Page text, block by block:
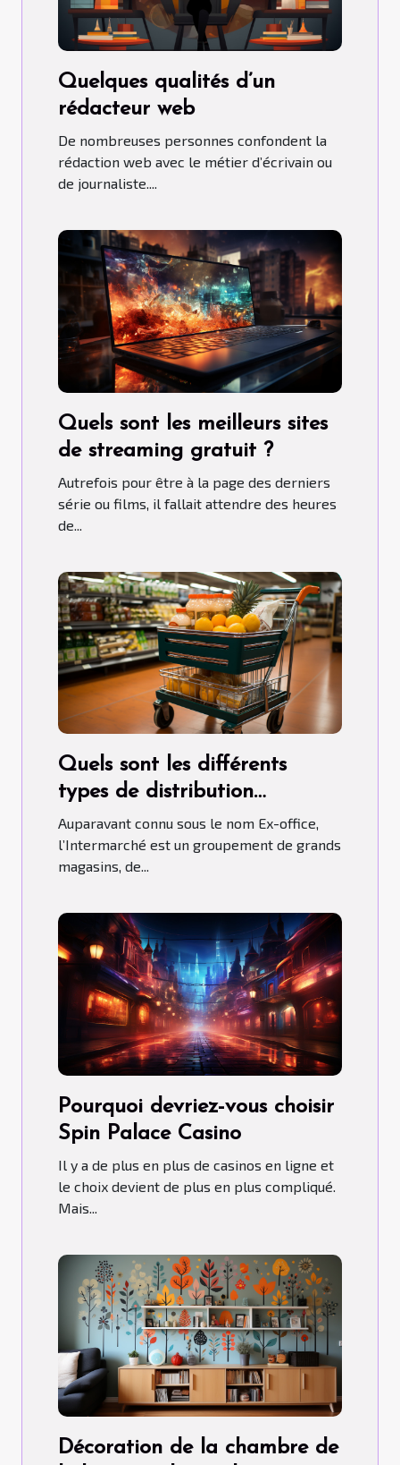
Quelques qualités d’un
rédacteur web
De nombreuses personnes confondent la
rédaction web avec le métier d’écrivain ou
de journaliste....
Quels sont les meilleurs sites
de streaming gratuit ?
Autrefois pour être à la page des derniers
série ou films, il fallait attendre des heures
de...
Quels sont les différents
types de distribution
qu’adopte l’Intermarché ?
Auparavant connu sous le nom Ex-office,
l’Intermarché est un groupement de grands
magasins, de...
Pourquoi devriez-vous choisir
Spin Palace Casino
Il y a de plus en plus de casinos en ligne et
le choix devient de plus en plus compliqué.
Mais...
Décoration de la chambre de